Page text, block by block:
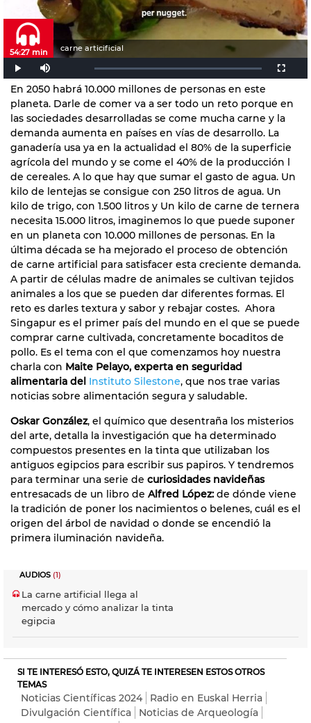
carne articificial
54:27 min
En 2050 habrá 10.000 millones de personas en este
planeta. Darle de comer va a ser todo un reto porque en
las sociedades desarrolladas se come mucha carne y la
demanda aumenta en países en vías de desarrollo. La
ganadería usa ya en la actualidad el 80% de la superficie
agrícola del mundo y se come el 40% de la producción l
de cereales. A lo que hay que sumar el gasto de agua. Un
kilo de lentejas se consigue con 250 litros de agua. Un
kilo de trigo, con 1.500 litros y Un kilo de carne de ternera
necesita 15.000 litros, imaginemos lo que puede suponer
en un planeta con 10.000 millones de personas. En la
última década se ha mejorado el proceso de obtención
de carne artificial para satisfacer esta creciente demanda.
A partir de células madre de animales se cultivan tejidos
animales a los que se pueden dar diferentes formas. El
reto es darles textura y sabor y rebajar costes. Ahora
Singapur es el primer país del mundo en el que se puede
comprar carne cultivada, concretamente bocaditos de
pollo. Es el tema con el que comenzamos hoy nuestra
charla con Maite Pelayo, experta en seguridad
alimentaria del Instituto Silestone, que nos trae varias
noticias sobre alimentación segura y saludable.
Oskar González, el químico que desentraña los misterios
del arte, detalla la investigación que ha determinado
compuestos presentes en la tinta que utilizaban los
antiguos egipcios para escribir sus papiros. Y tendremos
para terminar una serie de curiosidades navideñas
entresacads de un libro de Alfred López: de dónde viene
la tradición de poner los nacimientos o belenes, cuál es el
origen del árbol de navidad o donde se encendió la
primera iluminación navideña.
AUDIOS (1)
La carne artificial llega al
mercado y cómo analizar la tinta
egipcia
SI TE INTERESÓ ESTO, QUIZÁ TE INTERESEN ESTOS OTROS
TEMAS
Noticias Científicas 2024
Radio en Euskal Herria
Divulgación Científica
Noticias de Arqueología